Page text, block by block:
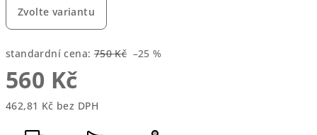
Zvolte variantu
standardní cena: 750 Kč –25 %
560 Kč
462,81 Kč bez DPH